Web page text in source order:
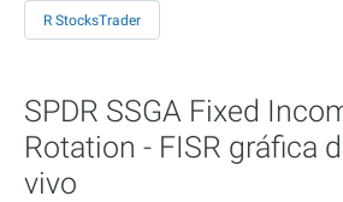
R StocksTrader
SPDR SSGA Fixed
Rotation - FISR gráfica
vivo